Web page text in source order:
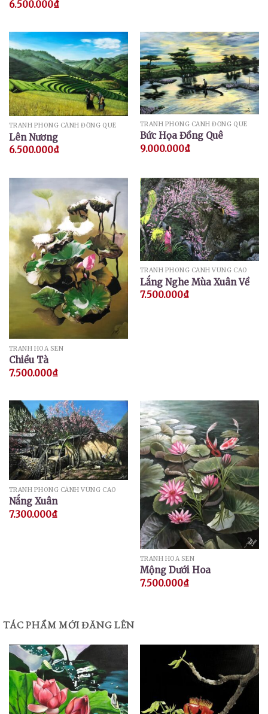
6.500.000₫
TRANH PHONG CẢNH ĐỒNG QUÊ
Lên Nương
6.500.000₫
TRANH PHONG CẢNH ĐỒNG QUÊ
Bức Họa Đồng Quê
9.000.000₫
TRANH HOA SEN
Chiều Tà
7.500.000₫
TRANH PHONG CẢNH VÙNG CAO
Lắng Nghe Mùa Xuân Về
7.500.000₫
TRANH PHONG CẢNH VÙNG CAO
Nắng Xuân
7.300.000₫
TRANH HOA SEN
Mộng Dưới Hoa
7.500.000₫
TÁC PHẨM MỚI ĐĂNG LÊN